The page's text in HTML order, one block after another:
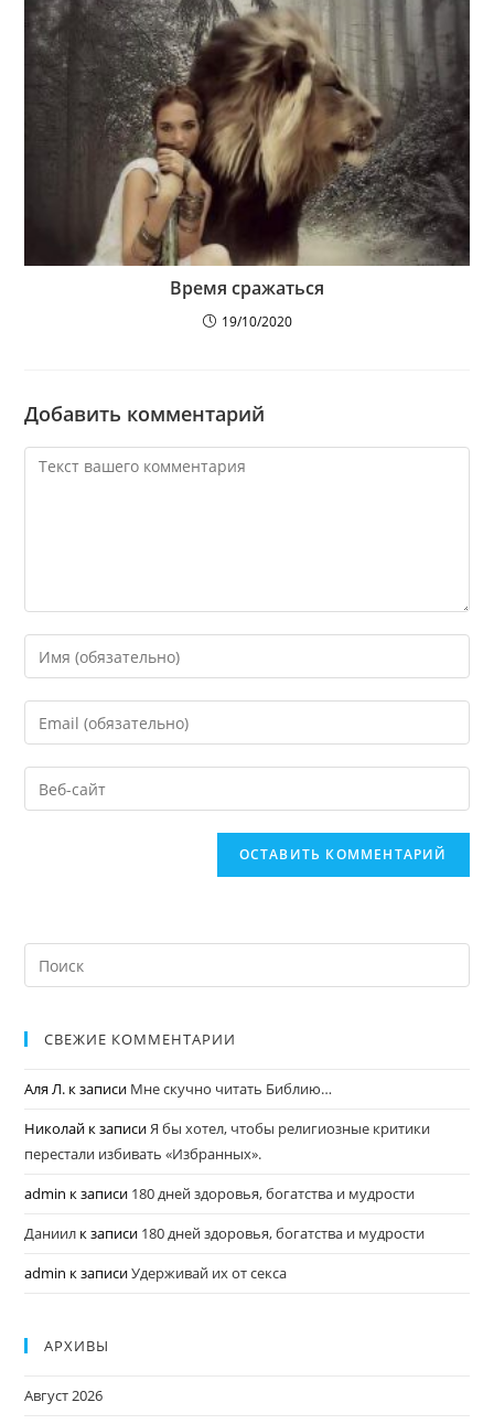
Время сражаться
19/10/2020
Добавить комментарий
СВЕЖИЕ КОММЕНТАРИИ
Аля Л. к записи Мне скучно читать Библию…
Николай к записиЯ бы хотел, чтобы религиозные критики
перестали избивать «Избранных».
admin к записи 180 дней здоровья, богатства и мудрости
Даниил к записи 180 дней здоровья, богатства и мудрости
admin к записиУдерживай их от секса
АРХИВЫ
Август 2026